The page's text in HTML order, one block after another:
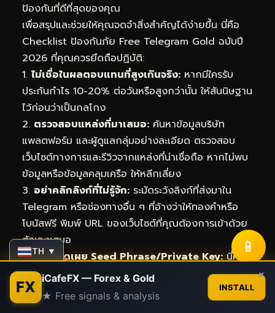
ป้องกันที่ดีที่สุดของคุณ
เพื่อสรุปและช่วยให้คุณจดจำสิ่งสำคัญได้ง่ายขึ้น นี่คือ
Checklist ป้องกันภัย Free Telegram Gold ฉบับปี
2026 ที่คุณควรยึดถือปฏิบัติ:
1. ไม่เชื่อในผลตอบแทนที่สูงเกินจริง: หากมีใครรับ
ประกันกำไร 10-20% ต่อวันหรือสูงกว่านั้น ให้สันนิษฐาน
ไว้ก่อนว่าเป็นกลโกง
2. ตรวจสอบแหล่งที่มาเสมอ: ค้นหาข้อมูลบริษัท
แพลตฟอร์ม และผู้ดูแลกลุ่มอย่างละเอียด ตรวจสอบ
เว็บไซต์ทางการและรีวิวจากแหล่งที่น่าเชื่อถือ หากไม่พบ
ข้อมูลหรือข้อมูลคลุมเครือ ให้หลีกเลี่ยง
3. อย่าคลิกลิงก์ที่ไม่รู้จัก: ระมัดระวังลิงก์ที่ส่งมาใน
Telegram หรือช่องทางอื่น ๆ ที่อ้างว่าให้ทองคำหรือ
โบนัสฟรี พิมพ์ URL ของเว็บไซต์ที่คุณต้องการเข้าด้วย
ตัวเองเสมอ
4.ห้ามเปิดเผย Seed Phrase/Private Key: นี่คือ
ข้อมูลลับสุดยอดที่จะทำให้มิจฉาชีพเข้าถึงกระเป๋าเงิน
ดิจิทัลของคุณได้ทันที ไม่มีแพลตฟอร์มที่น่าเชื่อถือใดๆ
จะร้องขอข้อมูลเหล่านี้
TH ▼ 📱
FX iCafeFX — Forex & Gold
★ Free signals & analysis
INSTALL
×
Contact us
Open